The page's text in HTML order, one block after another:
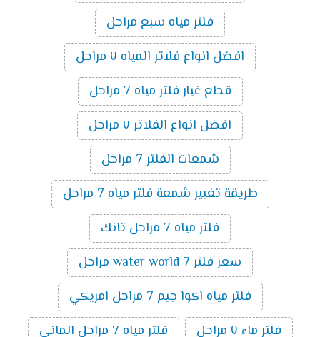
فلتر مياه سبع مراحل
افضل انواع فلاتر المياه ٧ مراحل
قطع غيار فلتر مياه 7 مراحل
افضل انواع الفلاتر ٧ مراحل
شمعات الفلتر 7 مراحل
طريقة تغيير شمعة فلتر مياه 7 مراحل
فلتر مياه 7 مراحل تانك
سعر فلتر water world 7 مراحل
فلتر مياه اكوا جيم 7 مراحل امريكي
فلتر ماء ٧ مراحل
فلتر مياه 7 مراحل الماني